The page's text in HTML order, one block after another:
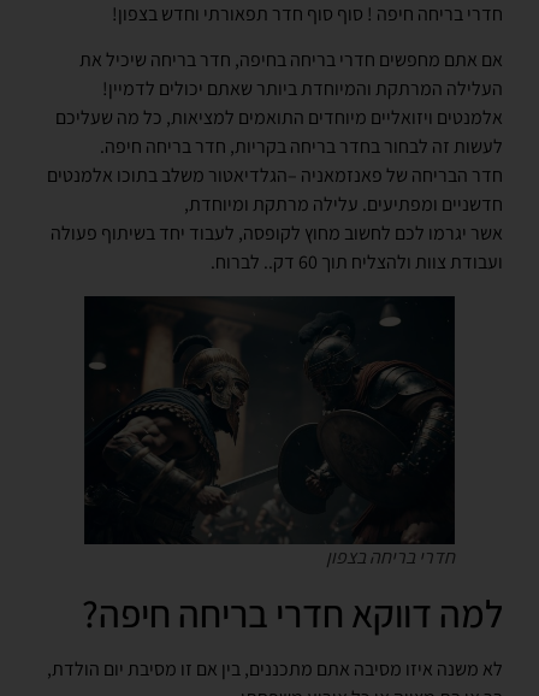
חדרי בריחה חיפה ! סוף סוף חדר תפאורתי וחדש בצפון!
אם אתם מחפשים חדרי בריחה בחיפה, חדר בריחה שיכיל את
העלילה המרתקת והמיוחדת ביותר שאתם יכולים לדמיין!
אלמנטים ויזואליים מיוחדים התואמים למציאות, כל מה שעליכם
לעשות זה לבחור בחדר בריחה בקריות, חדר בריחה חיפה.
חדר הבריחה של פאנזמאניה –הגלדיאטור משלב בתוכו אלמנטים
חדשניים ומפתיעים. עלילה מרתקת ומיוחדת,
אשר יגרמו לכם לחשוב מחוץ לקופסה, לעבוד יחד בשיתוף פעולה
ועבודת צוות ולהצליח תוך 60 דק.. לברוח.
חדרי בריחה בצפון
למה דווקא חדרי בריחה חיפה?
לא משנה איזו מסיבה אתם מתכננים, בין אם זו מסיבת יום הולדת,